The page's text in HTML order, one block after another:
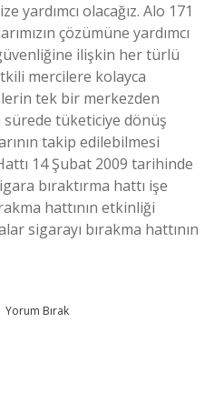
yardımcı olacağız. Alo 171
çözümüne yardımcı
ilişkin her türlü
mercilere kolayca
tek bir merkezden
sürede tüketiciye dönüş
takip edilebilmesi
14 Şubat 2009 tarihinde
bıraktırma hattı işe
hattının etkinliği
sigarayı bırakma hattının
Yorum Bırak